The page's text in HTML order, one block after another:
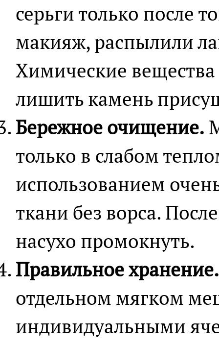
серьги только после
макияж, распылили
Химические
лишить камень
Бережное очищение.
только в слабом
использованием
ткани без ворса.
насухо промокнуть.
Правильное хранение.
отдельном мягком
индивидуальными